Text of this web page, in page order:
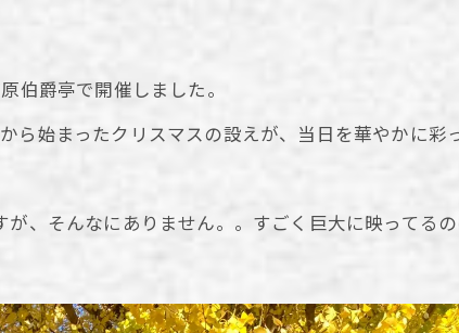
伯爵亭で開催しました。
始まったクリスマスの設えが、当日を華やかに彩
、そんなにありません。。すごく巨大に映ってるの